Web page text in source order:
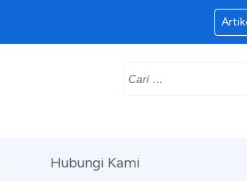
Cari
Hubungi Kami